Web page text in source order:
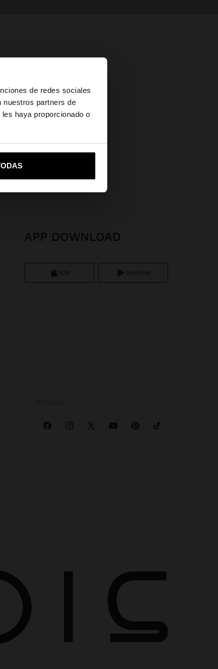
de redes sociales
nuestros partners de
haya proporcionado o
×
a United States
APP DOWNLOAD
iOS Android